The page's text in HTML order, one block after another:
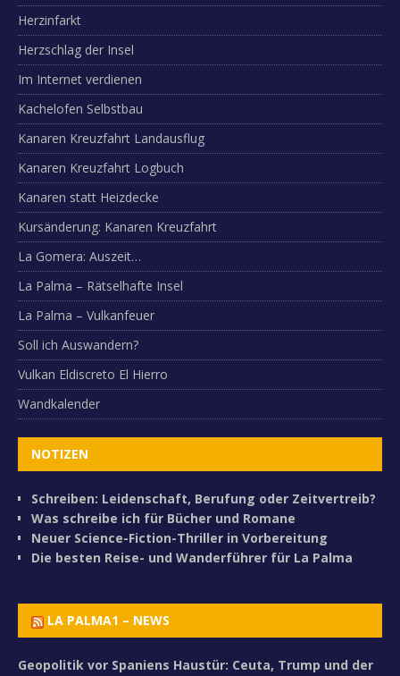
Herzinfarkt
Herzschlag der Insel
Im Internet verdienen
Kachelofen Selbstbau
Kanaren Kreuzfahrt Landausflug
Kanaren Kreuzfahrt Logbuch
Kanaren statt Heizdecke
Kursänderung: Kanaren Kreuzfahrt
La Gomera: Auszeit…
La Palma – Rätselhafte Insel
La Palma – Vulkanfeuer
Soll ich Auswandern?
Vulkan Eldiscreto El Hierro
Wandkalender
NOTIZEN
Schreiben: Leidenschaft, Berufung oder Zeitvertreib?
Was schreibe ich für Bücher und Romane
Neuer Science-Fiction-Thriller in Vorbereitung
Die besten Reise- und Wanderführer für La Palma
LA PALMA1 – NEWS
Geopolitik vor Spaniens Haustür: Ceuta, Trump und der